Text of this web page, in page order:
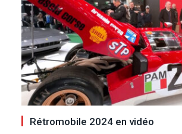
Rétromobile 2024 en vidéo